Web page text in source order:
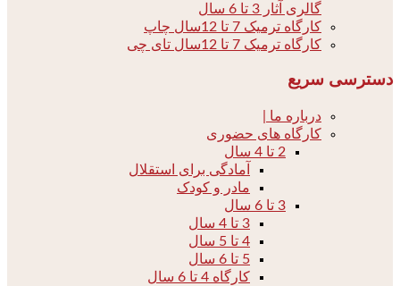
گالری آثار 3 تا 6 سال
کارگاه ترمیک 7 تا 12سال چاپ
کارگاه ترمیک 7 تا 12سال تای چی
دسترسی سریع
درباره ما |
کارگاه های حضوری
2 تا 4 سال
آمادگی برای استقلال
مادر و کودک
3 تا 6 سال
3 تا 4 سال
4 تا 5 سال
5 تا 6 سال
کارگاه 4 تا 6 سال